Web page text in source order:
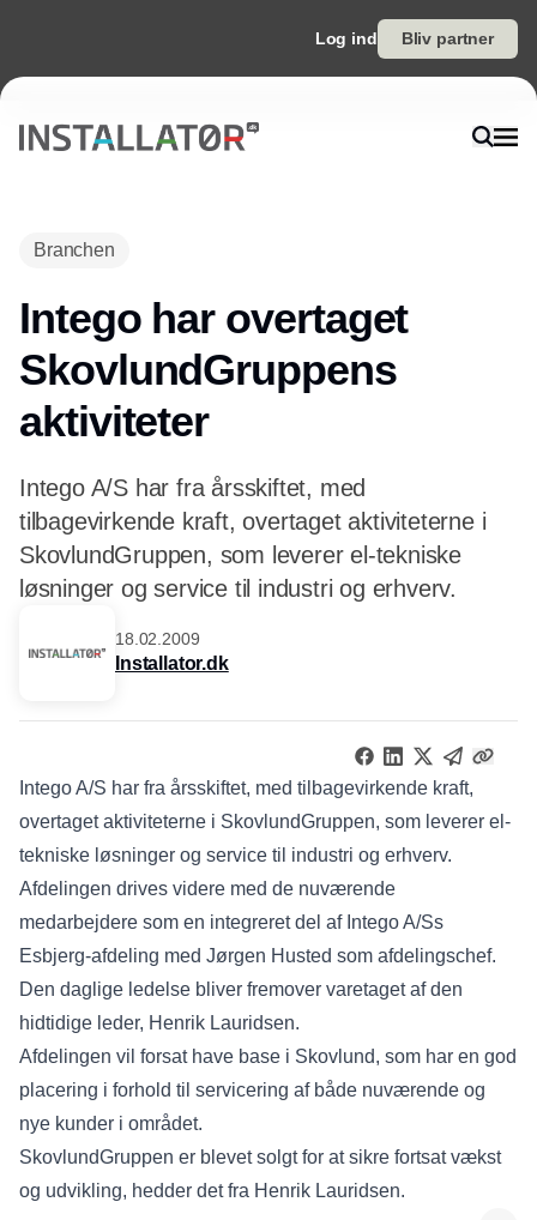
Log ind Bliv partner
Branchen
Intego har overtaget
SkovlundGruppens
aktiviteter
Intego A/S har fra årsskiftet, med
tilbagevirkende kraft, overtaget aktiviteterne i
SkovlundGruppen, som leverer el-tekniske
løsninger og service til industri og erhverv.
18.02.2009
Installator.dk
Intego A/S har fra årsskiftet, med tilbagevirkende kraft,
overtaget aktiviteterne i SkovlundGruppen, som leverer el-
tekniske løsninger og service til industri og erhverv.
Afdelingen drives videre med de nuværende
medarbejdere som en integreret del af Intego A/Ss
Esbjerg-afdeling med Jørgen Husted som afdelingschef.
Den daglige ledelse bliver fremover varetaget af den
hidtidige leder, Henrik Lauridsen.
Afdelingen vil forsat have base i Skovlund, som har en god
placering i forhold til servicering af både nuværende og
nye kunder i området.
SkovlundGruppen er blevet solgt for at sikre fortsat vækst
og udvikling, hedder det fra Henrik Lauridsen.